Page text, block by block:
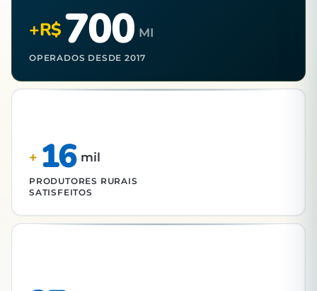
+R$700 MI
OPERADOS DESDE 2017
+ 16 mil
PRODUTORES RURAIS
SATISFEITOS